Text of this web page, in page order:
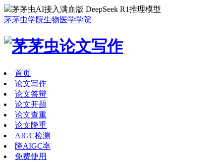
茅茅虫AI接入满血版 DeepSeek R1推理模型
茅茅虫学院生物医学学院
首页
论文写作
论文答辩
论文开题
论文查重
论文降重
AIGC检测
降AIGC率
免费使用